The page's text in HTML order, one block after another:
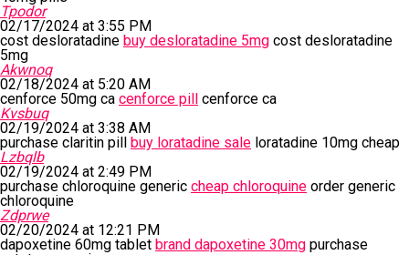
Tpodor
02/17/2024 at 3:55 PM
cost desloratadine buy desloratadine 5mg cost desloratadine
5mg
Akwnoq
02/18/2024 at 5:20 AM
cenforce 50mg ca cenforce pill cenforce ca
Kvsbuq
02/19/2024 at 3:38 AM
purchase claritin pill buy loratadine sale loratadine 10mg cheap
Lzbqlb
02/19/2024 at 2:49 PM
purchase chloroquine generic cheap chloroquine order generic
chloroquine
Zdprwe
02/20/2024 at 12:21 PM
dapoxetine 60mg tablet brand dapoxetine 30mg purchase